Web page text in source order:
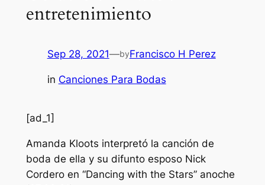
entretenimiento
Sep 28, 2021—byFrancisco H Perez
in Canciones Para Bodas
[ad_1]
Amanda Kloots interpretó la canción de
boda de ella y su difunto esposo Nick
Cordero en “Dancing with the Stars” anoche